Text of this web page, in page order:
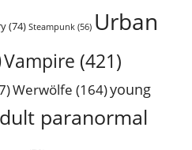
(74) Steampunk (56) Urban
Vampire (421)
Werwölfe (164)young
paranormal